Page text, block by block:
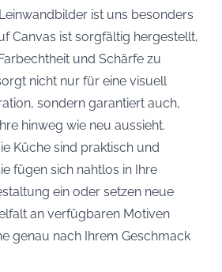
ist uns besonders
Canvas ist sorgfältig hergestellt,
und Schärfe zu
nicht nur für eine visuell
sondern garantiert auch,
hinweg wie neu aussieht.
Küche sind praktisch und
fügen sich nahtlos in Ihre
ein oder setzen neue
an verfügbaren Motiven
genau nach Ihrem Geschmack